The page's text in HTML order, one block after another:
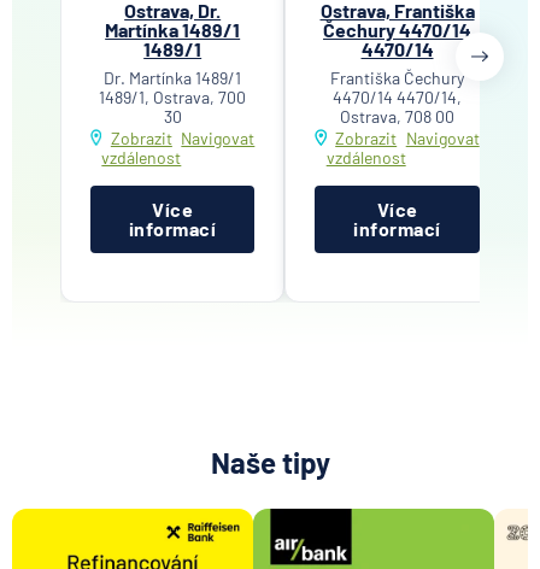
Ostrava, Dr.
Martínka 1489/1
1489/1
Dr. Martínka 1489/1
1489/1, Ostrava, 700
30
Zobrazit
vzdálenost
Navigovat
Více
informací
Ostrava, Františka
Čechury 4470/14
4470/14
Františka Čechury
4470/14 4470/14,
Ostrava, 708 00
Zobrazit
vzdálenost
Navigovat
Více
informací
Naše tipy